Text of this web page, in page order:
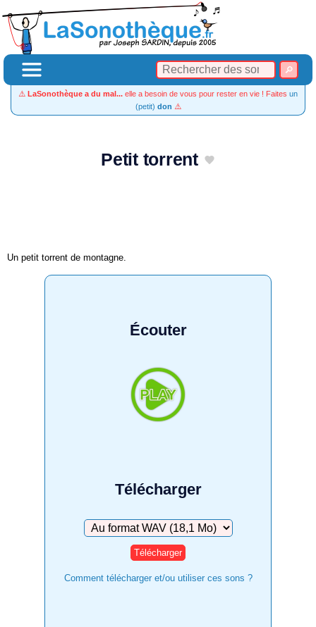
⚠️ LaSonothèque a du mal... elle a besoin de vous pour rester en vie ! Faites un
(petit) don ⚠️
Petit torrent
Un petit torrent de montagne.
Écouter
Télécharger
Télécharger
Comment télécharger et/ou utiliser ces sons ?